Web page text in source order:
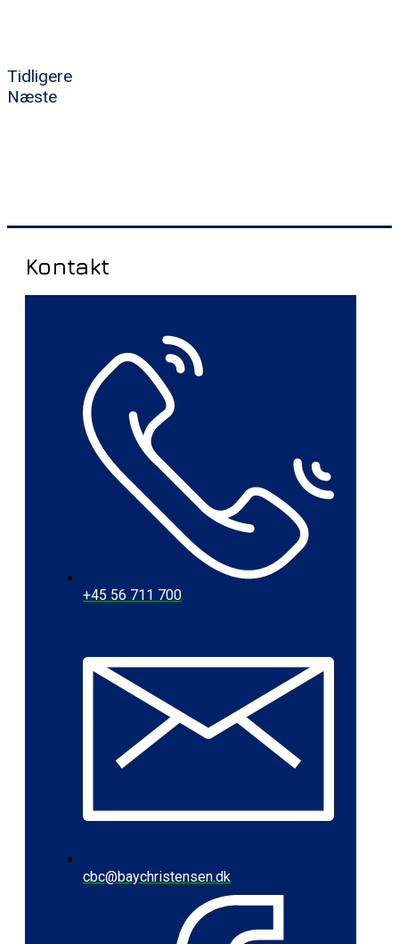
Tidligere
Næste
Kontakt
+45 56 711 700
cbc@baychristensen.dk